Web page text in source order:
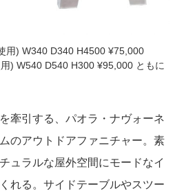
用) W340 D340 H4500 ¥75,000
) W540 D540 H300 ¥95,000 ともに
牽引する、パオラ・ナヴォーネ
のアウトドアファニチャー。素
ュラルな屋外空間にモードなイ
れる。サイドテーブルやスツー